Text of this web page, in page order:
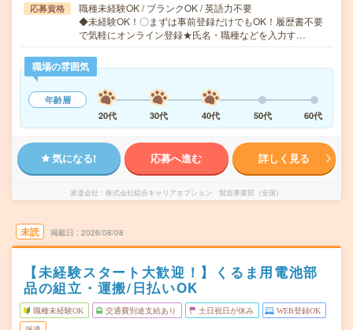
応募資格
職種未経験OK / ブランクOK / 英語力不要
◆未経験OK！〇まずは事前登録だけでもOK！履歴書不要
で気軽にオンライン登録★氏名・職種などを入力す…
職場の雰囲気
年齢層
20代
30代 40代 50代 60代
気になる! 応募へ進む 詳しく見る
派遣会社 株式会社綜合キャリアオプション 製造事業部（全国）
未読 掲載日 2026/08/08
【未経験スタート大歓迎！】くるま用電池部
品の組立・運搬/日払いOK
職種未経験OK 交通費別途支給あり 土日祝日が休み WEB登録OK